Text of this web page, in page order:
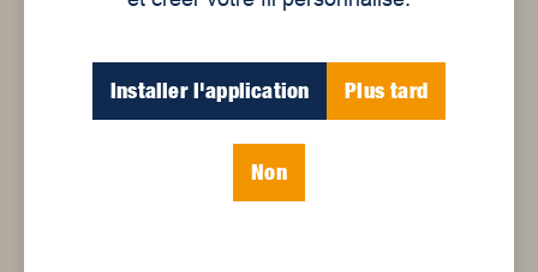
Installer l'application Plus tard
Non